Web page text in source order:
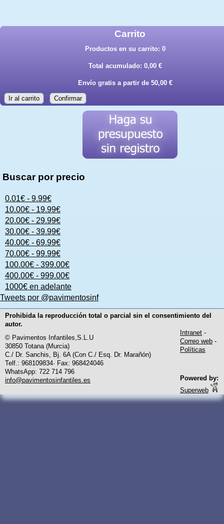
Carrito
Productos en su carrito: 0
Total acumulado: 0,00 €
Envío gratis a partir de 50,00 €
Ir al carrito Confirmar
Buscar por precio
0.01€ - 9.99€
10.00€ - 19.99€
20.00€ - 29.99€
30.00€ - 39.99€
40.00€ - 69.99€
70.00€ - 99.99€
100.00€ - 399.00€
400.00€ - 999.00€
1000€ en adelante
Tweets por @pavimentosinf
Prohibida la reproducción total o parcial sin el consentimiento del
autor.
© Pavimentos Infantiles,S.L.U
30850 Totana (Murcia)
C./ Dr. Sanchis, Bj. 6A (Con C./ Esq. Dr. Marañón)
Telf.: 968109834· Fax: 968424046
WhatsApp: 722 714 796
info@pavimentosinfantiles.es
Intranet -
Correo web -
Políticas
Powered by:
Superweb